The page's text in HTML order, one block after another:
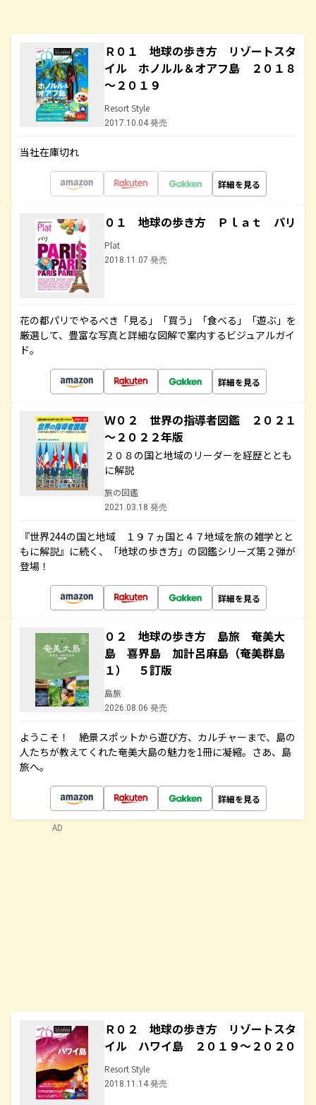
Ｒ０１ 地球の歩き方 リゾートスタ
イル ホノルル＆オアフ島 ２０１８
～２０１９
Resort Style
2017.10.04 発売
当社在庫切れ
詳細を見る
０１ 地球の歩き方 Ｐｌａｔ パリ
Plat
2018.11.07 発売
花の都パリでやるべき「見る」「買う」「食べる」「遊ぶ」を
厳選して、豊富な写真と詳細な図解で案内するビジュアルガイ
ド。
詳細を見る
Ｗ０２ 世界の指導者図鑑 ２０２１
～２０２２年版
２０８の国と地域のリーダーを経歴ととも
に解説
旅の図鑑
2021.03.18 発売
『世界244の国と地域 １９７ヵ国と４７地域を旅の雑学とと
もに解説』に続く、「地球の歩き方」の図鑑シリーズ第２弾が
登場！
詳細を見る
０２ 地球の歩き方 島旅 奄美大
島 喜界島 加計呂麻島（奄美群島
１） ５訂版
島旅
2026.08.06 発売
ようこそ！ 絶景スポットから遊び方、カルチャーまで、島の
人たちが教えてくれた奄美大島の魅力を1冊に凝縮。さあ、島
旅へ。
詳細を見る
Ｒ０２ 地球の歩き方 リゾートスタ
イル ハワイ島 ２０１９～２０２０
Resort Style
2018.11.14 発売
AD